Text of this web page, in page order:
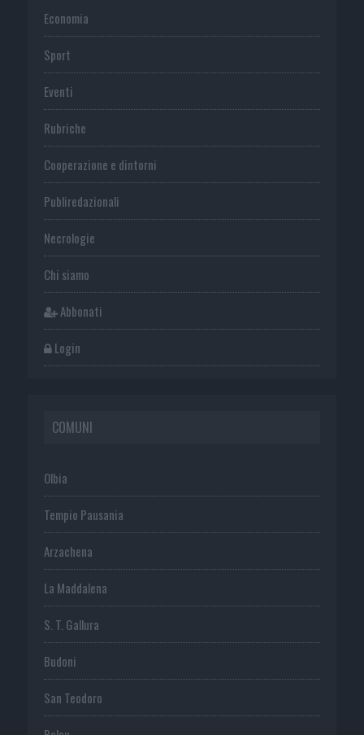
Economia
Sport
Eventi
Rubriche
Cooperazione e dintorni
Publiredazionali
Necrologie
Chi siamo
Abbonati
Login
COMUNI
Olbia
Tempio Pausania
Arzachena
La Maddalena
S. T. Gallura
Budoni
San Teodoro